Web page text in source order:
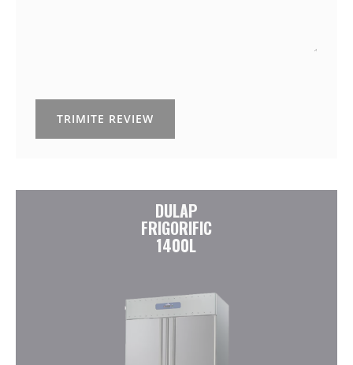
TRIMITE REVIEW
DULAP
FRIGORIFIC
1400L